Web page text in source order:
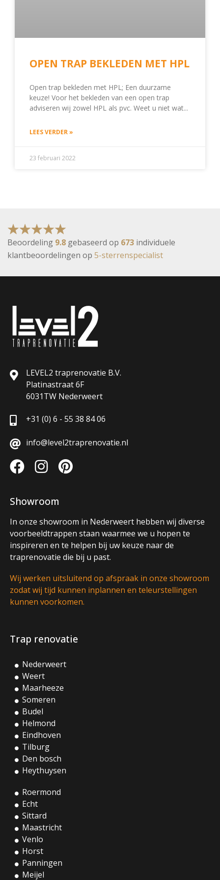
OPEN TRAP BEKLEDEN MET HPL
Open trap bekleden met HPL; Een duurzame
keuze! Voor het bekleden van een open trap
adviseren wij zowel HPL als pvc. Weet u niet wat
LEES VERDER »
23 februari 2022
Beoordeling 9.8 gebaseerd op 673 individuele
klantbeoordelingen op 5-sterrenspecialist
LEVEL2 traprenovatie B.V.
Platinastraat 6F
6031TW Nederweert
+31 (0) 6 - 55 38 84 06
info@level2traprenovatie.nl
Showroom
In onze showroom in Nederweert hebben wij diverse
voorbeeldtrappen staan waarmee we u hopen te
inspireren en te helpen bij uw keuze naar de
traprenovatie die bij u past.
Wij werken uitsluitend op afspraak in onze showroom
zodat wij tijd kunnen inplannen en teleurstellingen
kunnen voorkomen.
Trap renovatie
Nederweert
Weert
Maarheeze
Someren
Budel
Helmond
Eindhoven
Tilburg
Den bosch
Heythuysen
Roermond
Echt
Sittard
Maastricht
Venlo
Horst
Panningen
Meijel